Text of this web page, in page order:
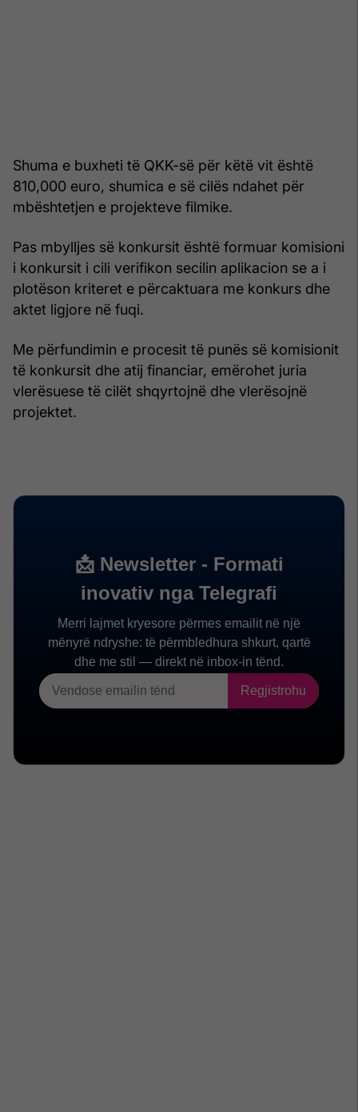
Shuma e buxheti të QKK-së për këtë vit është
810,000 euro, shumica e së cilës ndahet për
mbështetjen e projekteve filmike.
Pas mbylljes së konkursit është formuar komisioni
i konkursit i cili verifikon secilin aplikacion se a i
plotëson kriteret e përcaktuara me konkurs dhe
aktet ligjore në fuqi.
Me përfundimin e procesit të punës së komisionit
të konkursit dhe atij financiar, emërohet juria
vlerësuese të cilët shqyrtojnë dhe vlerësojnë
projektet.